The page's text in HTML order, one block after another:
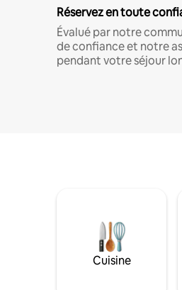
Réservez en toute
Évalué par notre
de confiance et notre
pendant votre séjour
Cuisine